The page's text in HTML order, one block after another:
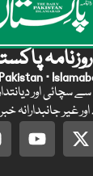
روزنامہ
·
پاکستان, 70 سال سے سچائی
غیر جانبدارانہ